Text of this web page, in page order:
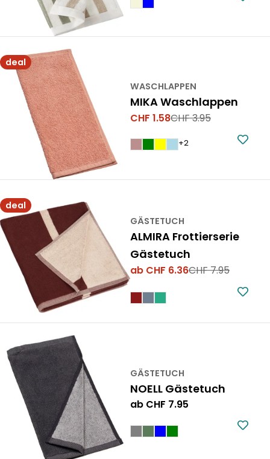
deal
WASCHLAPPEN
MIKA Waschlappen
Verkaufspreis
CHF 1.58
Regulärer
Preis
CHF 3.95
+2
deal
GÄSTETUCH
ALMIRA Frottierserie
Gästetuch
Verkaufspreis
ab CHF 6.36
Regulärer
CHF 7.95
GÄSTETUCH
NOELL Gästetuch
Regulärer
ab CHF 7.95